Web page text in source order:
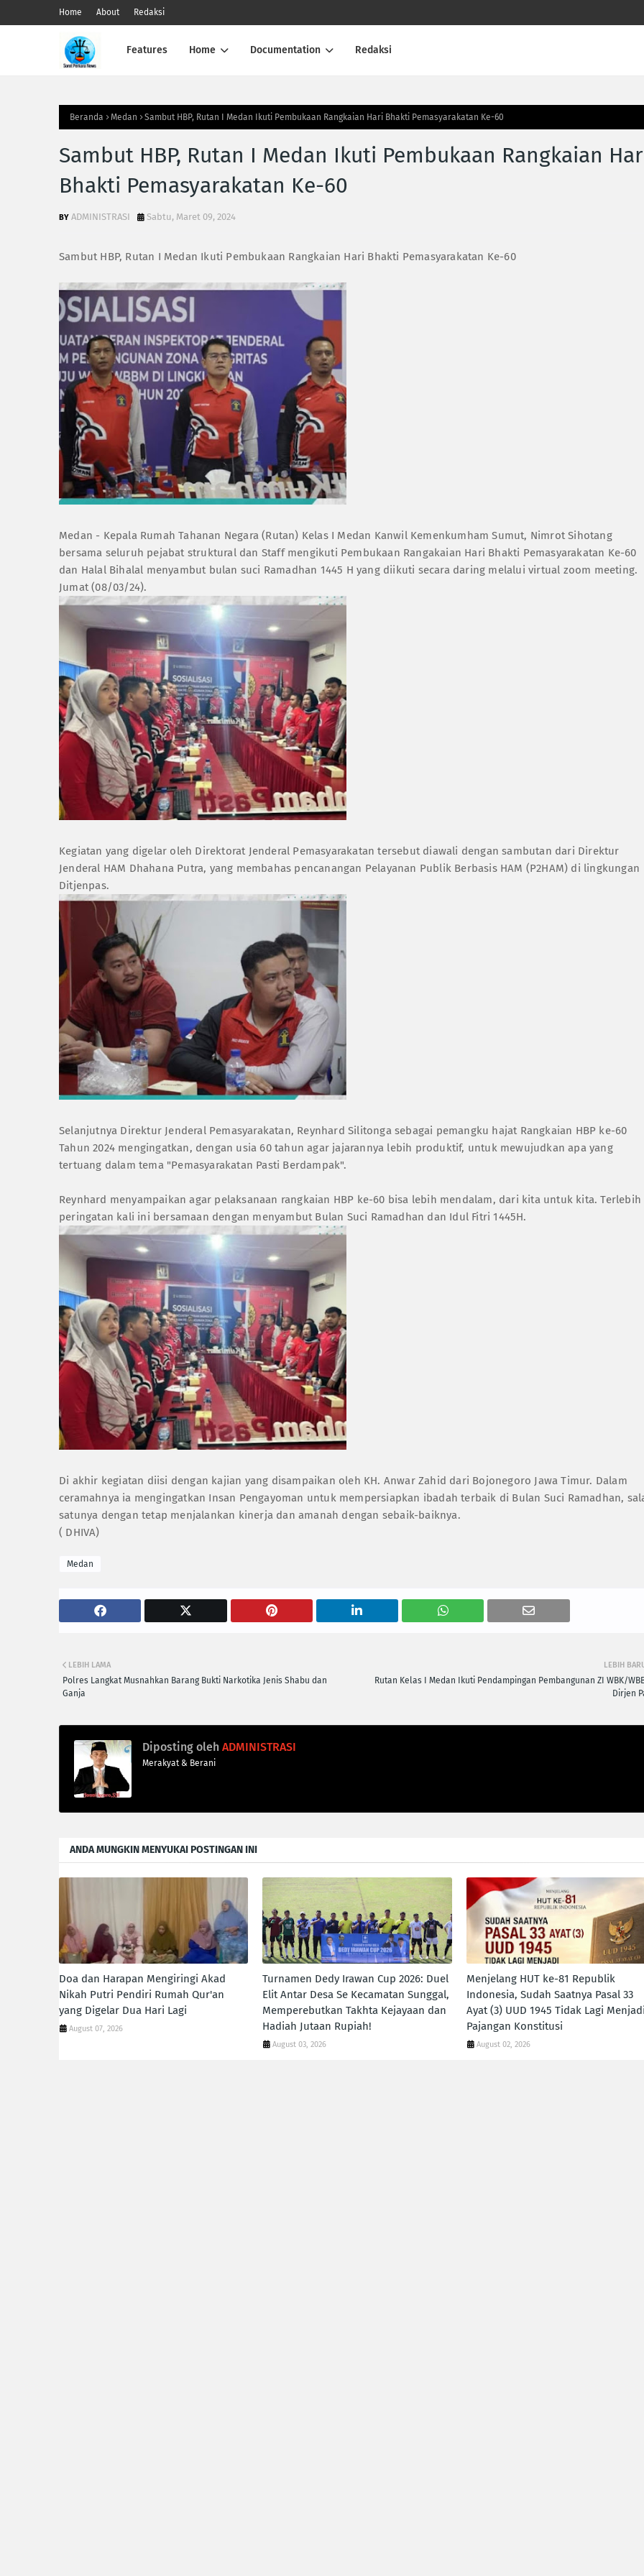
Home About Redaksi
Features Home Documentation Redaksi
Beranda Medan Sambut HBP, Rutan I Medan Ikuti Pembukaan Rangkaian Hari Bhakti Pemasyarakatan Ke-60
Sambut HBP, Rutan I Medan Ikuti Pembukaan Rangkaian
Bhakti Pemasyarakatan Ke-60
ADMINISTRASI Sabtu, Maret 09, 2024
Sambut HBP, Rutan I Medan Ikuti Pembukaan Rangkaian Hari Bhakti Pemasyarakatan Ke-60
Medan - Kepala Rumah Tahanan Negara (Rutan) Kelas I Medan Kanwil Kemenkumham Sumut, Nimrot Sihotang
bersama seluruh pejabat struktural dan Staff mengikuti Pembukaan Rangakaian Hari Bhakti Pemasyarakatan Ke-60
dan Halal Bihalal menyambut bulan suci Ramadhan 1445 H yang diikuti secara daring melalui virtual zoom meeting.
Jumat (08/03/24).
Kegiatan yang digelar oleh Direktorat Jenderal Pemasyarakatan tersebut diawali dengan sambutan dari Direktur
Jenderal HAM Dhahana Putra, yang membahas pencanangan Pelayanan Publik Berbasis HAM (P2HAM) di lingkungan
Ditjenpas.
Selanjutnya Direktur Jenderal Pemasyarakatan, Reynhard Silitonga sebagai pemangku hajat Rangkaian HBP ke-60
Tahun 2024 mengingatkan, dengan usia 60 tahun agar jajarannya lebih produktif, untuk mewujudkan apa yang
tertuang dalam tema "Pemasyarakatan Pasti Berdampak".
Reynhard menyampaikan agar pelaksanaan rangkaian HBP ke-60 bisa lebih mendalam, dari kita untuk kita. Terlebih
peringatan kali ini bersamaan dengan menyambut Bulan Suci Ramadhan dan Idul Fitri 1445H.
Di akhir kegiatan diisi dengan kajian yang disampaikan oleh KH. Anwar Zahid dari Bojonegoro Jawa Timur. Dalam
ceramahnya ia mengingatkan Insan Pengayoman untuk mempersiapkan ibadah terbaik di Bulan Suci Ramadhan,
satunya dengan tetap menjalankan kinerja dan amanah dengan sebaik-baiknya.
( DHIVA)
Medan
LEBIH
Rutan Kelas I Medan Ikuti Pendampingan Pembangunan ZI WBK/
Dirjen
LEBIH LAMA
Polres Langkat Musnahkan Barang Bukti Narkotika Jenis Shabu dan
Ganja
Diposting oleh ADMINISTRASI
Merakyat & Berani
ANDA MUNGKIN MENYUKAI POSTINGAN INI
Doa dan Harapan Mengiringi Akad
Nikah Putri Pendiri Rumah Qur'an
yang Digelar Dua Hari Lagi
August 07, 2026
Turnamen Dedy Irawan Cup 2026: Duel
Elit Antar Desa Se Kecamatan Sunggal,
Memperebutkan Takhta Kejayaan dan
Hadiah Jutaan Rupiah!
August 03, 2026
Menjelang HUT ke-81 Republik
Indonesia, Sudah Saatnya Pasal 33
Ayat (3) UUD 1945 Tidak Lagi
Pajangan Konstitusi
August 02, 2026